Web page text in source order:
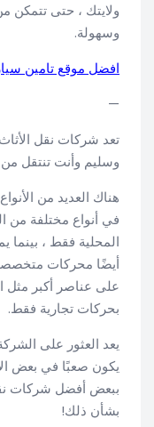
ولايتك ، حتى تتمكن
وسهولة.
افضل موقع تامين
—
تعد شركات نقل
وسليم وأنت تنتقل
هناك العديد من
في أنواع مختلفة من
المحلية فقط ، بينما
أيضًا محركات متخصصة
على عناصر أكبر مثل
بحركات تجارية فقط.
يعد العثور على
يكون صعبًا في بعض
ببعض أفضل شركات
بشأن ذلك!